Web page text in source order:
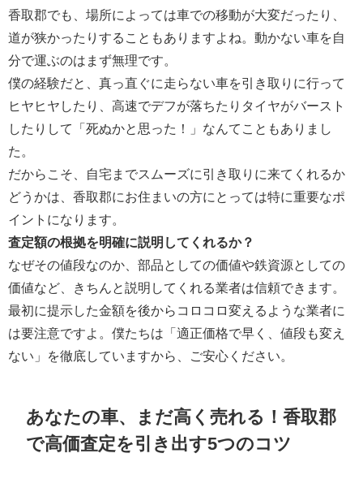
香取郡でも、場所によっては車での移動が大変だったり、
道が狭かったりすることもありますよね。動かない車を自
分で運ぶのはまず無理です。
僕の経験だと、真っ直ぐに走らない車を引き取りに行って
ヒヤヒヤしたり、高速でデフが落ちたりタイヤがバースト
したりして「死ぬかと思った！」なんてこともありまし
た。
だからこそ、自宅までスムーズに引き取りに来てくれるか
どうかは、香取郡にお住まいの方にとっては特に重要なポ
イントになります。
査定額の根拠を明確に説明してくれるか？
なぜその値段なのか、部品としての価値や鉄資源としての
価値など、きちんと説明してくれる業者は信頼できます。
最初に提示した金額を後からコロコロ変えるような業者に
は要注意ですよ。僕たちは「適正価格で早く、値段も変え
ない」を徹底していますから、ご安心ください。
あなたの車、まだ高く売れる！香取郡
で高価査定を引き出す5つのコツ